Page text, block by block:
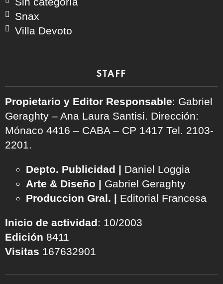
Snax
Villa Devoto
STAFF
Propietario y Editor Responsable: Gabriel
Geraghty – Ana Laura Santisi. Dirección:
Mónaco 4416 – CABA – CP 1417 Tel. 2103-
2201.
Depto. Publicidad | Daniel Loggia
Arte & Diseño | Gabriel Geraghty
Produccion Gral. | Editorial Francesa
Inicio de actividad: 10/2003
Edición 8411
Visitas 167632901